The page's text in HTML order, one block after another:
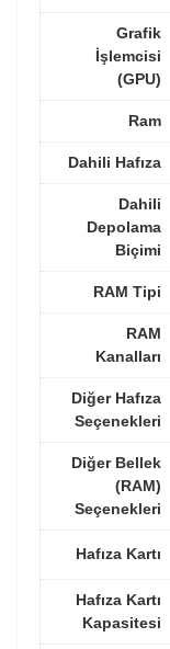
Grafik
İşlemcisi
(GPU)
Ram
Dahili Hafıza
Dahili
Depolama
Biçimi
RAM Tipi
RAM
Kanalları
Diğer Hafıza
Seçenekleri
Diğer Bellek
(RAM)
Seçenekleri
Hafıza Kartı
Hafıza Kartı
Kapasitesi